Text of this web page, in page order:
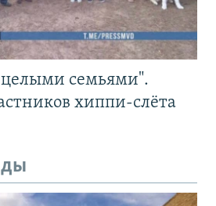
семьями".
хиппи-слёта